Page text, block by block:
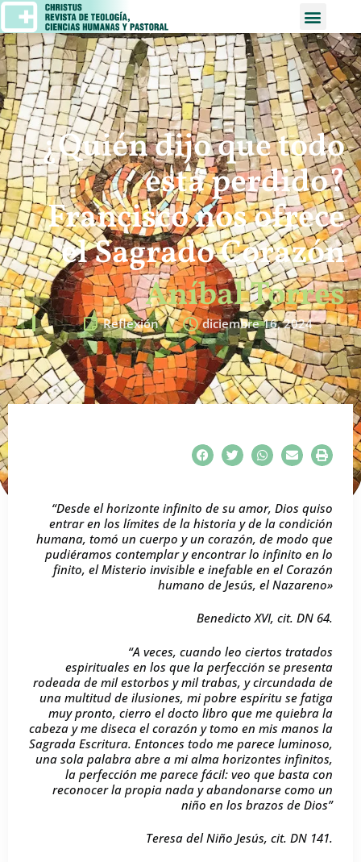
¿Quién dijo que todo
está perdido?
Francisco nos ofrece
el Sagrado Corazón
Aníbal Torres
Reflexión diciembre 16, 2024
“Desde el horizonte infinito de su amor, Dios quiso
entrar en los límites de la historia y de la condición
humana, tomó un cuerpo y un corazón, de modo que
pudiéramos contemplar y encontrar lo infinito en lo
finito, el Misterio invisible e inefable en el Corazón
humano de Jesús, el Nazareno»
Benedicto XVI, cit. DN 64.
“A veces, cuando leo ciertos tratados
espirituales en los que la perfección se presenta
rodeada de mil estorbos y mil trabas, y circundada de
una multitud de ilusiones, mi pobre espíritu se fatiga
muy pronto, cierro el docto libro que me quiebra la
cabeza y me diseca el corazón y tomo en mis manos la
Sagrada Escritura. Entonces todo me parece luminoso,
una sola palabra abre a mi alma horizontes infinitos,
la perfección me parece fácil: veo que basta con
reconocer la propia nada y abandonarse como un
niño en los brazos de Dios”
Teresa del Niño Jesús, cit. DN 141.